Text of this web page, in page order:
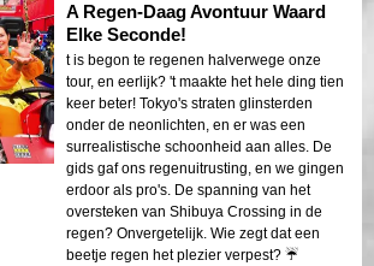
A Regen-Daag Avontuur Waard
Elke Seconde!
t is begon te regenen halverwege onze
tour, en eerlijk? 't maakte het hele ding tien
keer beter! Tokyo's straten glinsterden
onder de neonlichten, en er was een
surrealistische schoonheid aan alles. De
gids gaf ons regenuitrusting, en we gingen
erdoor als pro's. De spanning van het
oversteken van Shibuya Crossing in de
regen? Onvergetelijk. Wie zegt dat een
beetje regen het plezier verpest? ☔